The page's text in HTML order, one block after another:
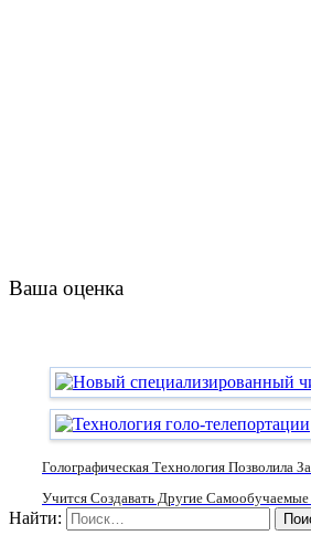
Ваша оценка
Голографическая Технология
Учится Создавать Другие
Найти: